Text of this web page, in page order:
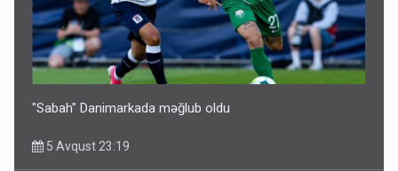
"Sabah" Danimarkada məğlub oldu
5 Avqust 23:19